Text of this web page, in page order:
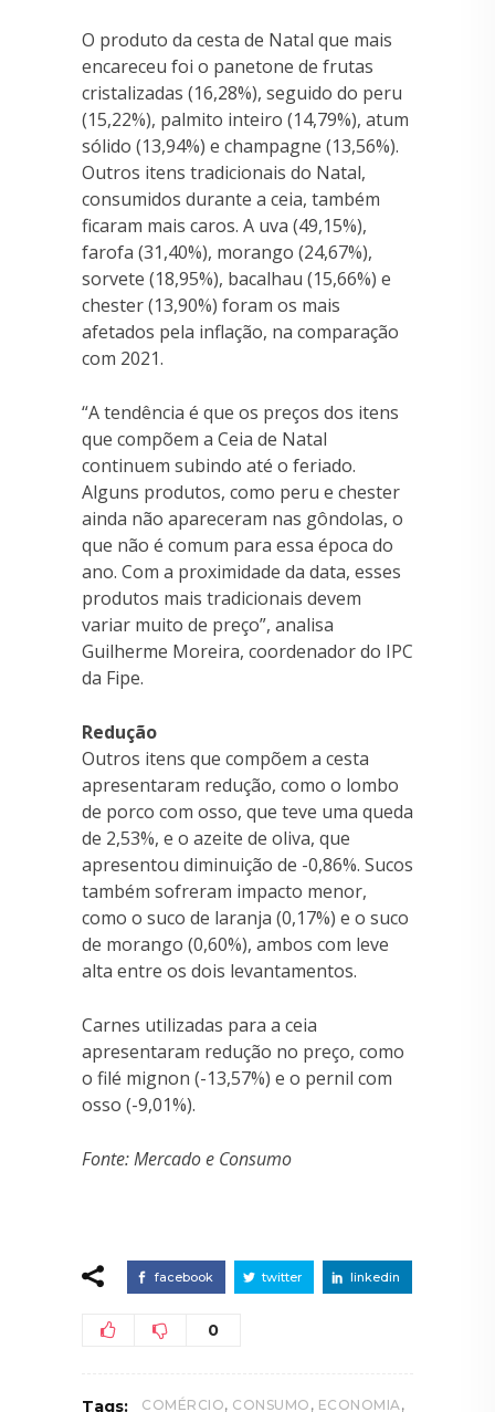
O produto da cesta de Natal que mais
encareceu foi o panetone de frutas
cristalizadas (16,28%), seguido do peru
(15,22%), palmito inteiro (14,79%), atum
sólido (13,94%) e champagne (13,56%).
Outros itens tradicionais do Natal,
consumidos durante a ceia, também
ficaram mais caros. A uva (49,15%),
farofa (31,40%), morango (24,67%),
sorvete (18,95%), bacalhau (15,66%) e
chester (13,90%) foram os mais
afetados pela inflação, na comparação
com 2021.
“A tendência é que os preços dos itens
que compõem a Ceia de Natal
continuem subindo até o feriado.
Alguns produtos, como peru e chester
ainda não apareceram nas gôndolas, o
que não é comum para essa época do
ano. Com a proximidade da data, esses
produtos mais tradicionais devem
variar muito de preço”, analisa
Guilherme Moreira, coordenador do IPC
da Fipe.
Redução
Outros itens que compõem a cesta
apresentaram redução, como o lombo
de porco com osso, que teve uma queda
de 2,53%, e o azeite de oliva, que
apresentou diminuição de -0,86%. Sucos
também sofreram impacto menor,
como o suco de laranja (0,17%) e o suco
de morango (0,60%), ambos com leve
alta entre os dois levantamentos.
Carnes utilizadas para a ceia
apresentaram redução no preço, como
o filé mignon (-13,57%) e o pernil com
osso (-9,01%).
Fonte: Mercado e Consumo
facebook twitter linkedin
0
Tags: COMÉRCIO, CONSUMO , ECONOMIA,